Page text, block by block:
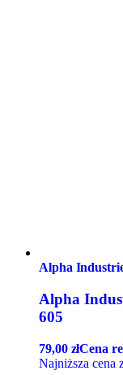
Alpha
Alpha
605
79,00 złCena
Najniższa cena